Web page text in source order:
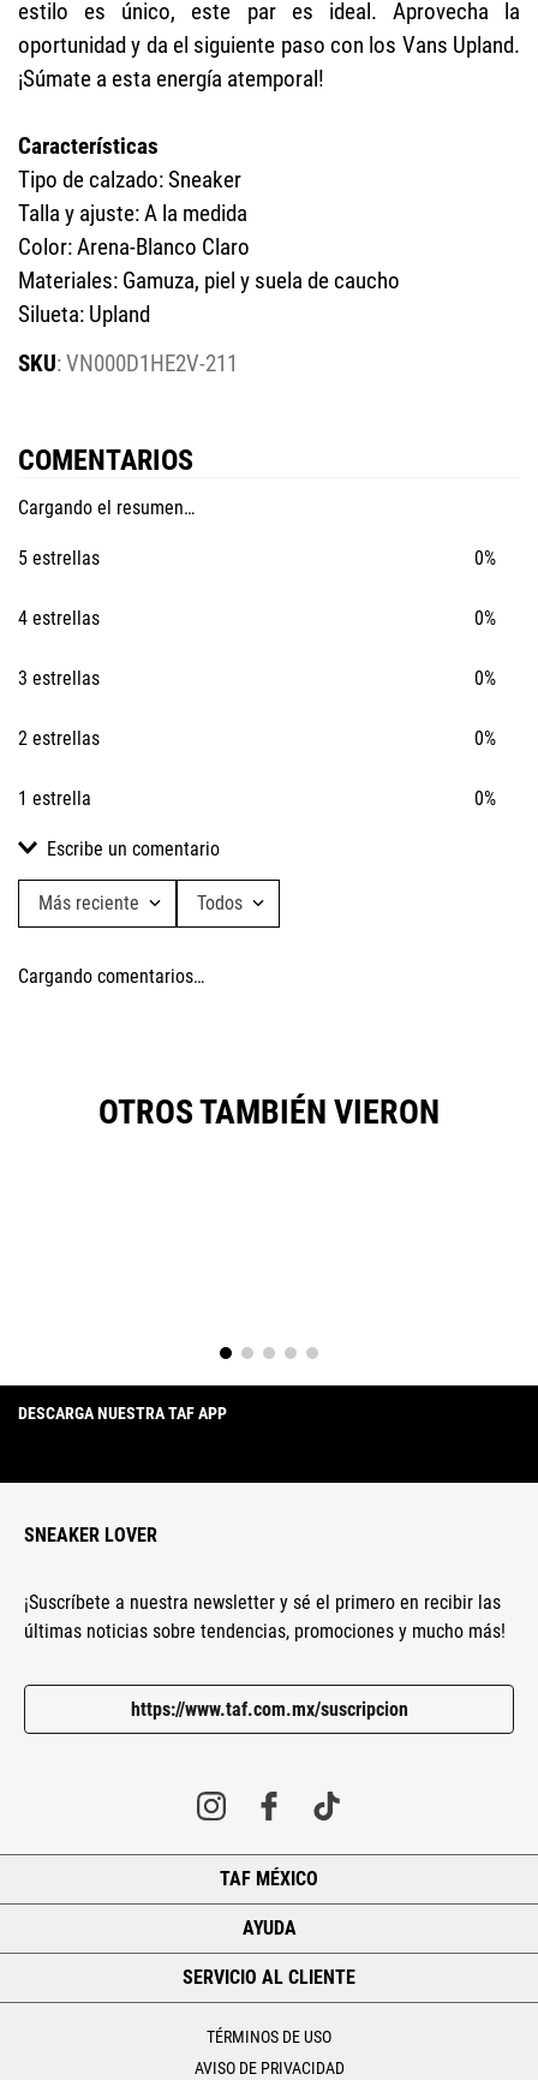
estilo es único, este par es ideal. Aprovecha la
oportunidad y da el siguiente paso con los Vans Upland.
¡Súmate a esta energía atemporal!
Características
Tipo de calzado: Sneaker
Talla y ajuste: A la medida
Color: Arena-Blanco Claro
Materiales: Gamuza, piel y suela de caucho
Silueta: Upland
:VN000D1HE2V-211
COMENTARIOS
Cargando el resumen…
5 estrellas 0%
4 estrellas 0%
3 estrellas 0%
2 estrellas 0%
1 estrella 0%
Escribe un comentario
Califica el producto de 1 a 5 estrellas
★★★★
Escribe un comentario
Enviar comentario
Más reciente Todos
Cargando comentarios…
OTROS TAMBIÉN VIERON
DESCARGA NUESTRA TAF APP
SNEAKER LOVER
¡Suscríbete a nuestra newsletter y sé el primero en recibir las
últimas noticias sobre tendencias, promociones y mucho más!
https://www.taf.com.mx/suscripcion
TAF MÉXICO
AYUDA
SERVICIO AL CLIENTE
TÉRMINOS DE USO
AVISO DE PRIVACIDAD